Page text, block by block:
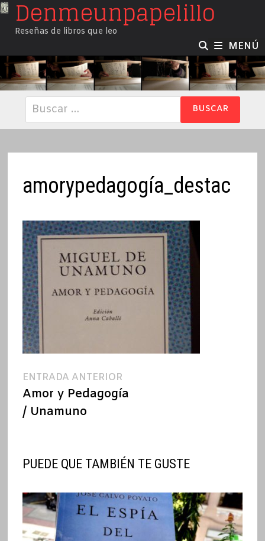
SaltarDenmeunpapelillo
Reseñas de libros que leo
MENÚ
Buscar:
amorypedagogía_destac
Navegación
de
entradas
ENTRADA ANTERIOREntrada
anterior:
Amor y Pedagogía
/ Unamuno
PUEDE QUE TAMBIÉN TE GUSTE